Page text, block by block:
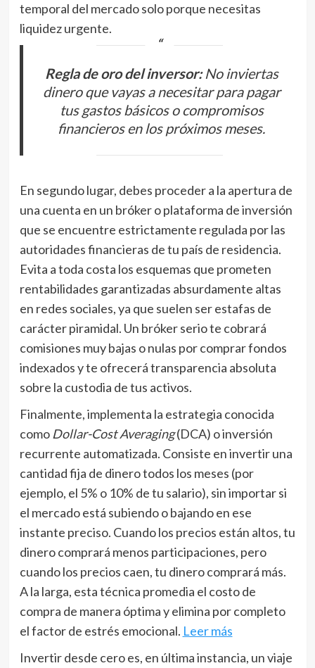
temporal del mercado solo porque necesitas
liquidez urgente.
Regla de oro del inversor:No inviertas
dinero que vayas a necesitar para pagar
tus gastos básicos o compromisos
financieros en los próximos meses.
En segundo lugar, debes proceder a la apertura de
una cuenta en un bróker o plataforma de inversión
que se encuentre estrictamente regulada por las
autoridades financieras de tu país de residencia.
Evita a toda costa los esquemas que prometen
rentabilidades garantizadas absurdamente altas
en redes sociales, ya que suelen ser estafas de
carácter piramidal. Un bróker serio te cobrará
comisiones muy bajas o nulas por comprar fondos
indexados y te ofrecerá transparencia absoluta
sobre la custodia de tus activos.
Finalmente, implementa la estrategia conocida
como Dollar-Cost Averaging(DCA) o inversión
recurrente automatizada. Consiste en invertir una
cantidad fija de dinero todos los meses (por
ejemplo, el 5% o 10% de tu salario), sin importar si
el mercado está subiendo o bajando en ese
instante preciso. Cuando los precios están altos, tu
dinero comprará menos participaciones, pero
cuando los precios caen, tu dinero comprará más.
A la larga, esta técnica promedia el costo de
compra de manera óptima y elimina por completo
el factor de estrés emocional. Leer más
Invertir desde cero es, en última instancia, un viaje